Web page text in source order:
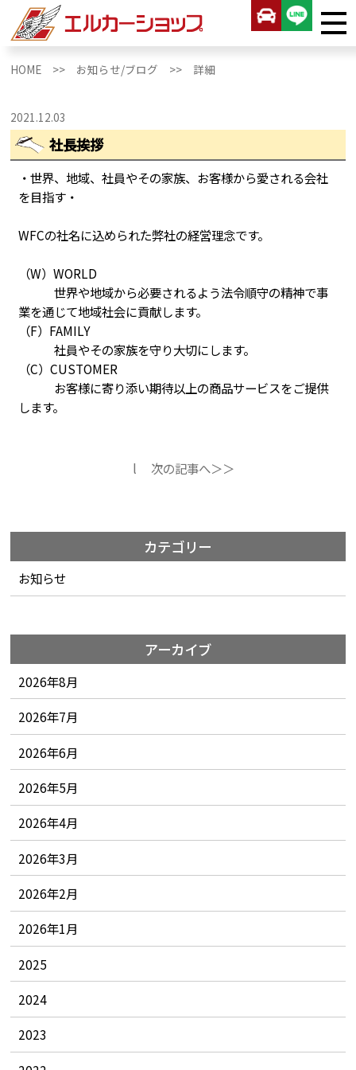
HOME >> お知らせ/ブログ >> 詳細
2021.12.03
社長挨拶
・世界、地域、社員やその家族、お客様から愛される会社
を目指す・
WFCの社名に込められた弊社の経営理念です。
（W）WORLD
世界や地域から必要されるよう法令順守の精神で事
業を通じて地域社会に貢献します。
（F）FAMILY
社員やその家族を守り大切にします。
（C）CUSTOMER
お客様に寄り添い期待以上の商品サービスをご提供
します。
l 次の記事へ＞＞
カテゴリー
お知らせ
アーカイブ
2026年8月
2026年7月
2026年6月
2026年5月
2026年4月
2026年3月
2026年2月
2026年1月
2025
2024
2023